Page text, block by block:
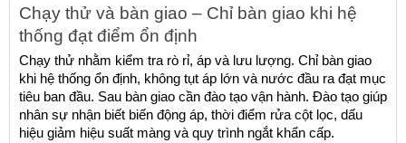
Chạy thử và bàn giao – Chỉ bàn giao khi hệ
thống đạt điểm ổn định
Chạy thử nhằm kiểm tra rò rỉ, áp và lưu lượng. Chỉ bàn giao
khi hệ thống ổn định, không tụt áp lớn và nước đầu ra đạt mục
tiêu ban đầu. Sau bàn giao cần đào tạo vận hành. Đào tạo giúp
nhân sự nhận biết biến động áp, thời điểm rửa cột lọc, dấu
hiệu giảm hiệu suất màng và quy trình ngắt khẩn cấp.